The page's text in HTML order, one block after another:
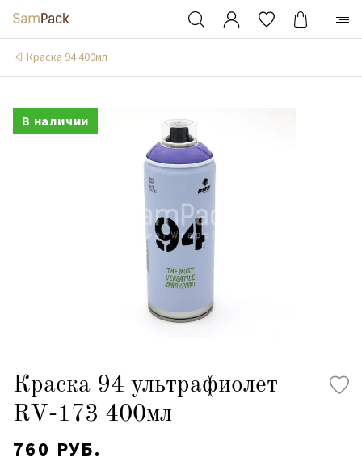
Краска 94 400мл
В наличии
Краска 94 ультрафиолет
RV-173 400мл
760 РУБ.